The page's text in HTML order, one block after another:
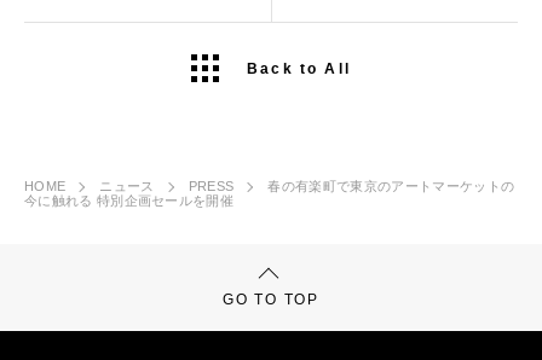
Back to All
HOME ニュース PRESS
春の有楽町で東京のアートマーケットの
今に触れる 特別企画セールを開催
GO TO TOP